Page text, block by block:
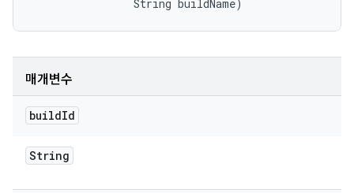
                String buildName)
매개변수
buildId
String